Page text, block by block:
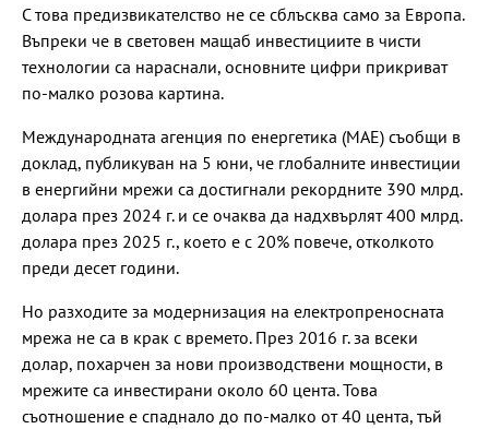
С това предизвикателство не се сблъсква само за Европа.
Въпреки че в световен мащаб инвестициите в чисти
технологии са нараснали, основните цифри прикриват
по-малко розова картина.
Международната агенция по енергетика (МАЕ) съобщи в
доклад, публикуван на 5 юни, че глобалните инвестиции
в енергийни мрежи са достигнали рекордните 390 млрд.
долара през 2024 г. и се очаква да надхвърлят 400 млрд.
долара през 2025 г., което е с 20% повече, отколкото
преди десет години.
Но разходите за модернизация на електропреносната
мрежа не са в крак с времето. През 2016 г. за всеки
долар, похарчен за нови производствени мощности, в
мрежите са инвестирани около 60 цента. Това
съотношение е спаднало до по-малко от 40 цента, тъй